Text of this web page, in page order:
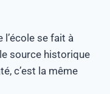
se fait à
source historique
c’est la même